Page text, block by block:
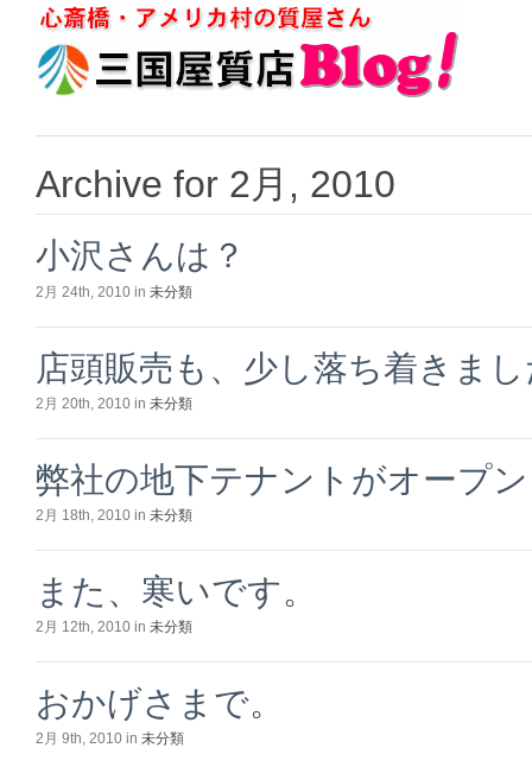
Archive for 2月, 2010
小沢さんは？
2月 24th, 2010 in 未分類
店頭販売も、少し落ち着きま
2月 20th, 2010 in 未分類
弊社の地下テナントがオープ
2月 18th, 2010 in 未分類
また、寒いです。
2月 12th, 2010 in 未分類
おかげさまで。
2月 9th, 2010 in 未分類